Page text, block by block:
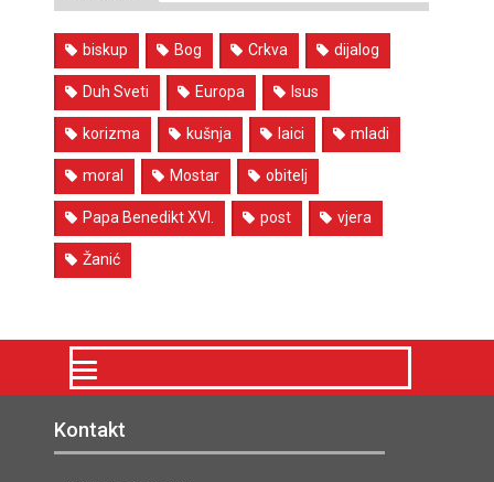
biskup Bog Crkva dijalog
Duh Sveti Europa Isus
korizma kušnja laici mladi
moral Mostar obitelj
Papa Benedikt XVI. post vjera
Žanić
Kontakt